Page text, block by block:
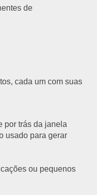
de
cada um com suas
por trás da janela
usado para gerar
ou pequenos